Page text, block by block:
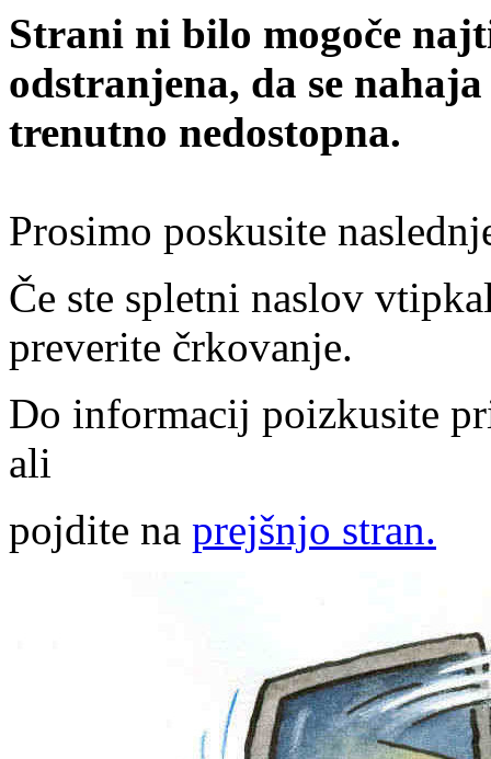
Strani ni bilo mogoče
odstranjena, da se
trenutno nedostopna.
Prosimo poskusite
Če ste spletni naslov
preverite črkovanje.
Do informacij poizkusite
ali
pojdite na prejšnjo stran.